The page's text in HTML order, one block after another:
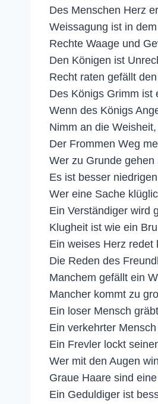
Des Menschen Herz
Weissagung ist in
Rechte Waage und
Den Königen ist
Recht raten gefällt
Des Königs Grimm ist
Wenn des Königs
Nimm an die
Der Frommen Weg
Wer zu Grunde
Es ist besser
Wer eine Sache
Ein Verständiger wird
Klugheit ist wie ein
Ein weises Herz redet
Die Reden des
Manchem gefällt ein
Mancher kommt zu
Ein loser Mensch
Ein verkehrter
Ein Frevler lockt
Wer mit den Augen
Graue Haare sind
Ein Geduldiger ist